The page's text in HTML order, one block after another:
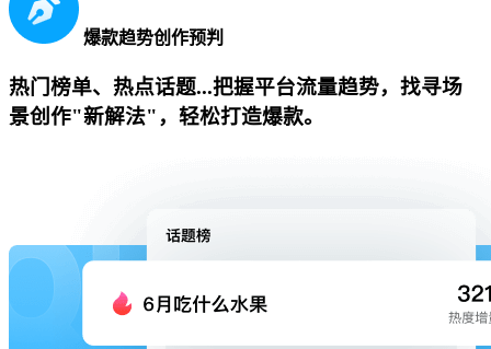
爆款趋势创作预判
热门榜单、热点话题...把握平台流量趋势，找寻场
景创作"新解法"，轻松打造爆款。